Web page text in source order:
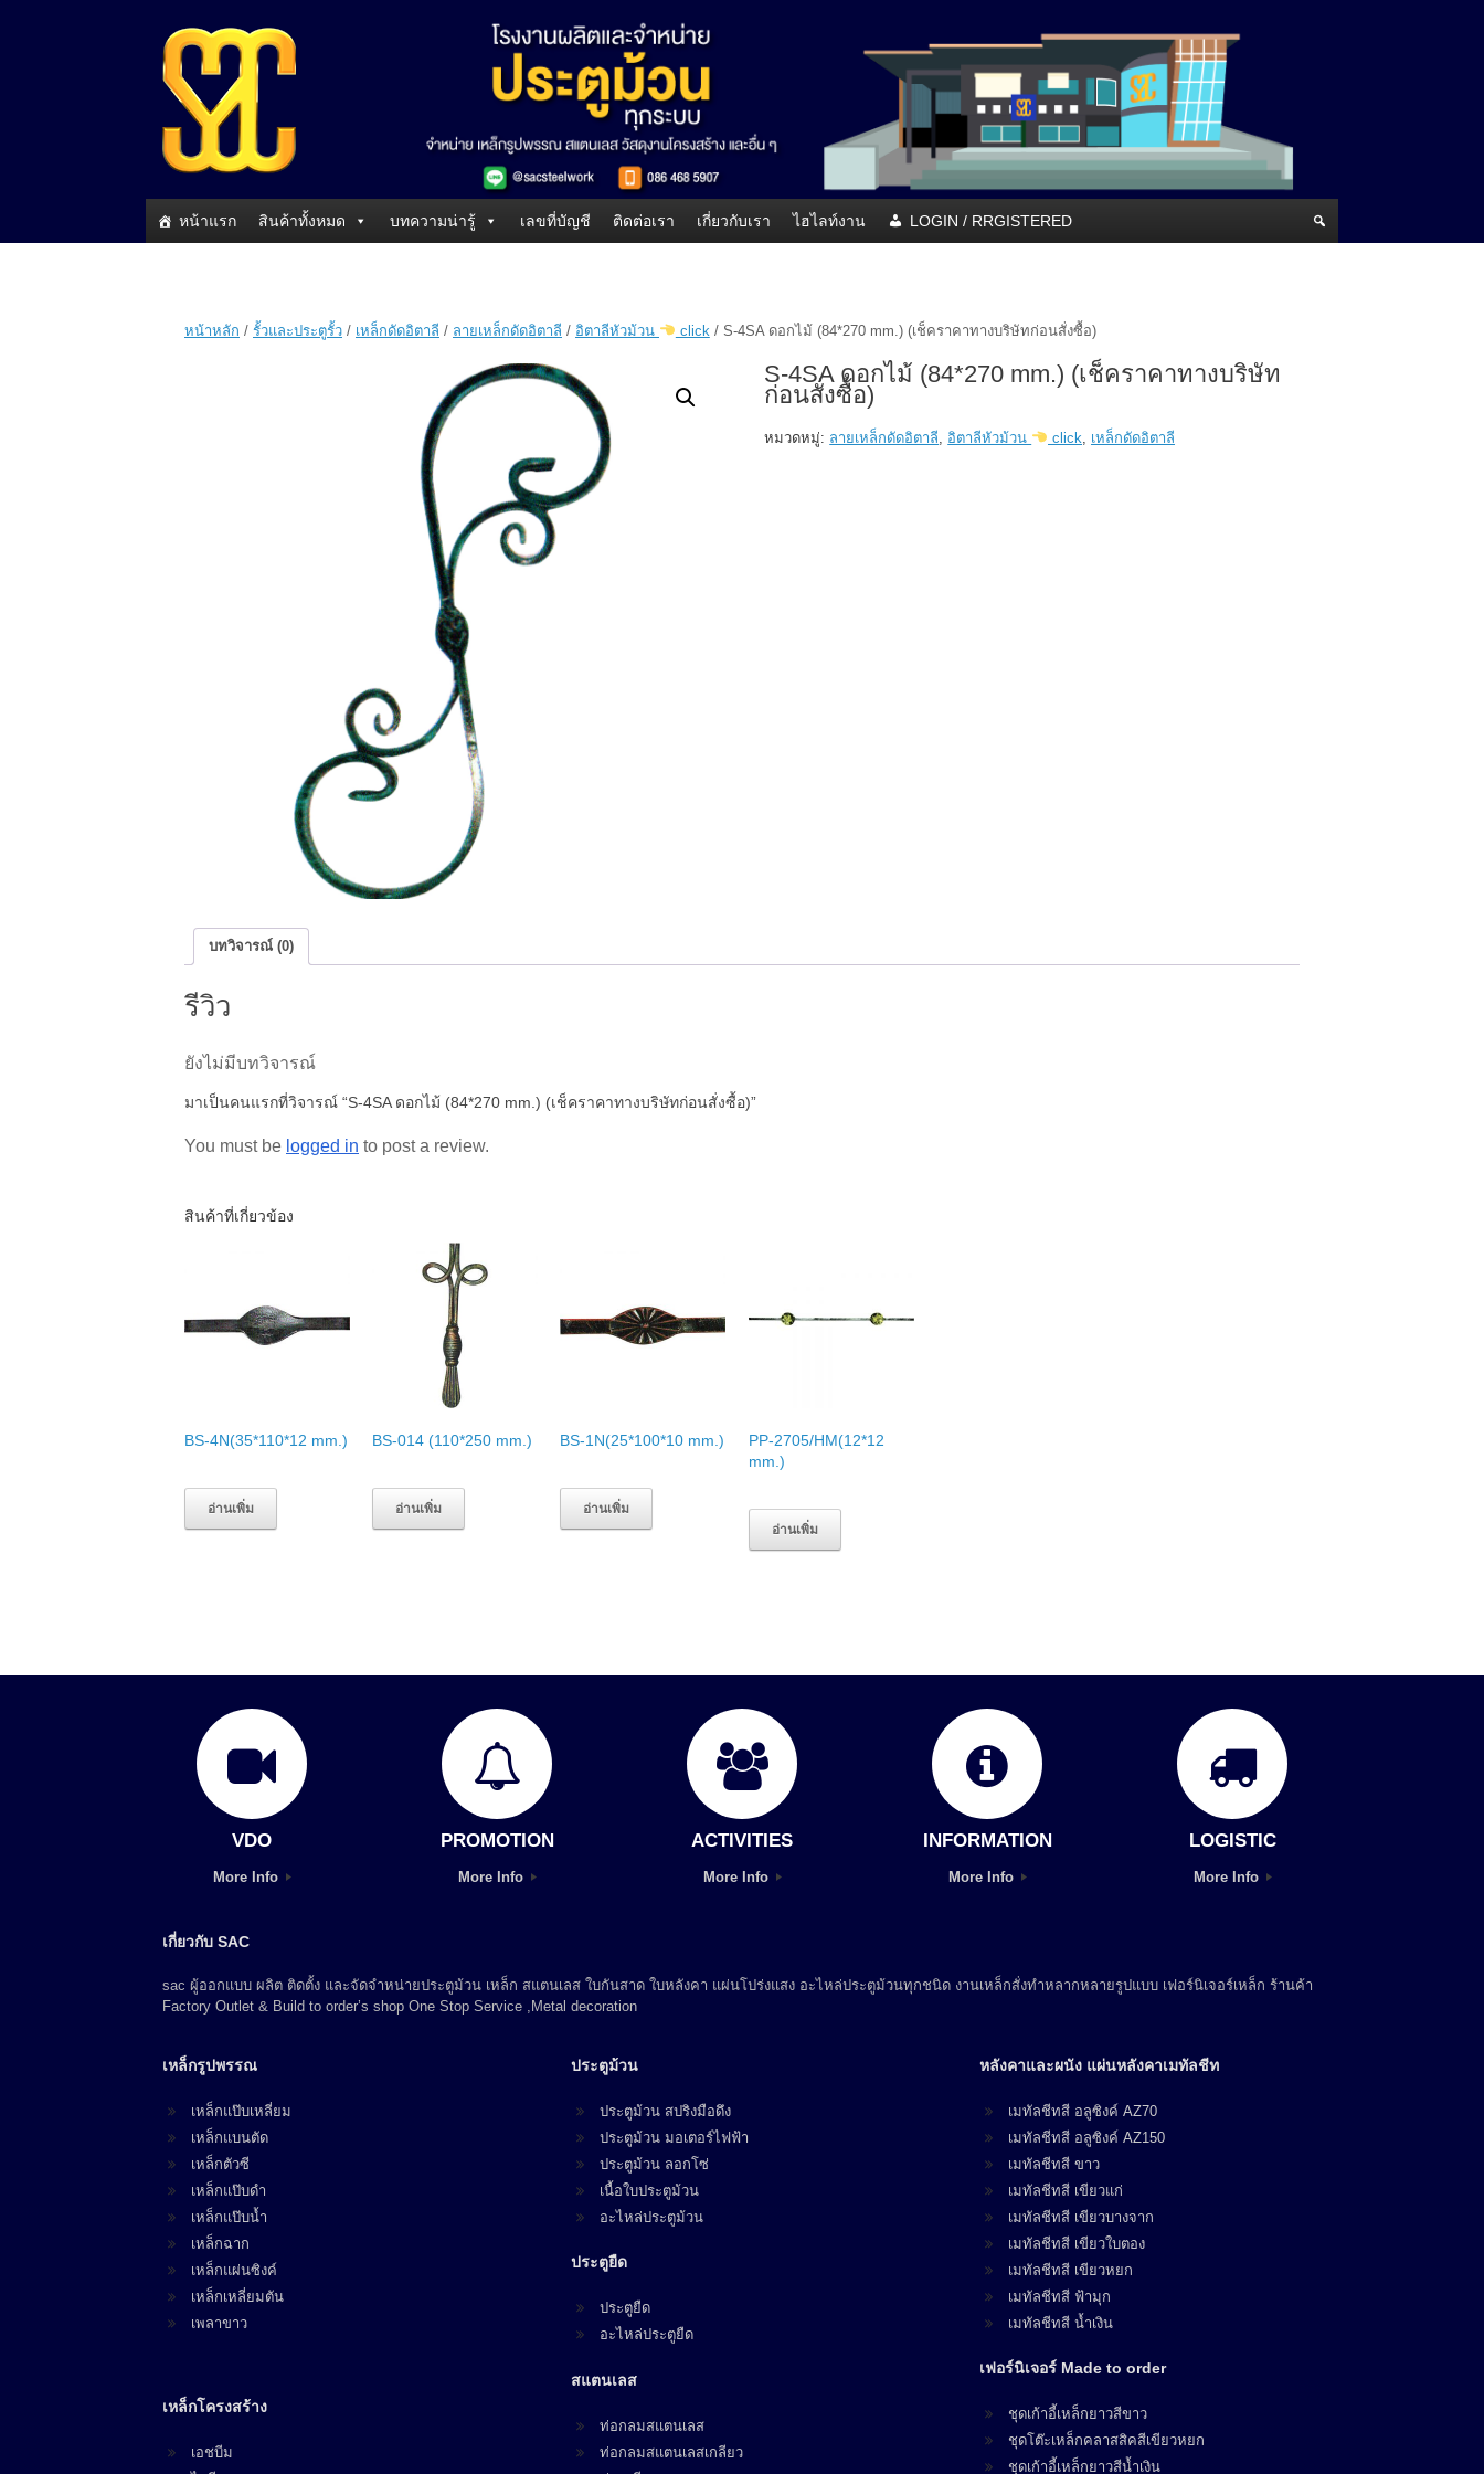
หน้าแรก สินค้าทั้งหมด บทความน่ารู้ เลขที่บัญชี ติดต่อเรา เกี่ยวกับเรา ไฮไลท์งาน LOGIN / RRGISTERED
หน้าหลัก / รั้วและประตูรั้ว / เหล็กดัดอิตาลี / ลายเหล็กดัดอิตาลี / อิตาลีหัวม้วน click/ S-4SA ดอกไม้ (84*270 mm.) (เช็คราคาทางบริษัทก่อนสั่งซื้อ)
S-4SA ดอกไม้ (84*270 mm.) (เช็คราคาทางบริษัท
ก่อนสั่งซื้อ)
หมวดหมู่: ลายเหล็กดัดอิตาลี, อิตาลีหัวม้วน click, เหล็กดัดอิตาลี
บทวิจารณ์ (0)
รีวิว
ยังไม่มีบทวิจารณ์
มาเป็นคนแรกที่วิจารณ์ “S-4SA ดอกไม้ (84*270 mm.) (เช็คราคาทางบริษัทก่อนสั่งซื้อ)”
You must be logged in to post a review.
สินค้าที่เกี่ยวข้อง
BS-4N(35*110*12 mm.)
อ่านเพิ่ม
BS-014 (110*250 mm.)
อ่านเพิ่ม
BS-1N(25*100*10 mm.)
อ่านเพิ่ม
PP-2705/HM(12*12
mm.)
อ่านเพิ่ม
VDO
More Info
PROMOTION
More Info
ACTIVITIES
More Info
INFORMATION
More Info
LOGISTIC
More Info
เกี่ยวกับ SAC
sac ผู้ออกแบบ ผลิต ติดตั้ง และจัดจำหน่ายประตูม้วน เหล็ก สแตนเลส ใบกันสาด ใบหลังคา แผ่นโปร่งแสง อะไหล่ประตูม้วนทุกชนิด งานเหล็กสั่งทำหลากหลายรูปแบบ เฟอร์นิเจอร์เหล็ก ร้านค้า
Factory Outlet & Build to order’s shop One Stop Service ,Metal decoration
เหล็กรูปพรรณ
เหล็กแป๊บเหลี่ยม
เหล็กแบนตัด
เหล็กตัวซี
เหล็กแป๊บดำ
เหล็กแป๊บน้ำ
เหล็กฉาก
เหล็กแผ่นซิงค์
เหล็กเหลี่ยมตัน
เพลาขาว
เหล็กโครงสร้าง
เอชบีม
ประตูม้วน
ประตูม้วน สปริงมือดึง
ประตูม้วน มอเตอร์ไฟฟ้า
ประตูม้วน ลอกโซ่
เนื้อใบประตูม้วน
อะไหล่ประตูม้วน
ประตูยืด
ประตูยืด
อะไหล่ประตูยืด
สแตนเลส
ท่อกลมสแตนเลส
ท่อกลมสแตนเลสเกลียว
หลังคาและผนัง แผ่นหลังคาเมทัลชีท
เมทัลชีทสี อลูซิงค์ AZ70
เมทัลชีทสี อลูซิงค์ AZ150
เมทัลชีทสี ขาว
เมทัลชีทสี เขียวแก่
เมทัลชีทสี เขียวบางจาก
เมทัลชีทสี เขียวใบตอง
เมทัลชีทสี เขียวหยก
เมทัลชีทสี ฟ้ามุก
เมทัลชีทสี น้ำเงิน
เฟอร์นิเจอร์ Made to order
ชุดเก้าอี้เหล็กยาวสีขาว
ชุดโต๊ะเหล็กคลาสสิคสีเขียวหยก
ชุดเก้าอี้เหล็กยาวสีน้ำเงิน